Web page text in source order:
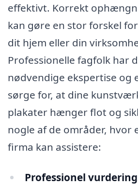
effektivt. Korrekt
kan gøre en stor forskel
dit hjem eller din
Professionelle fagfolk har
nødvendige ekspertise og
sørge for, at dine
plakater hænger flot og
nogle af de områder, hvor
firma kan assistere:
Professionel